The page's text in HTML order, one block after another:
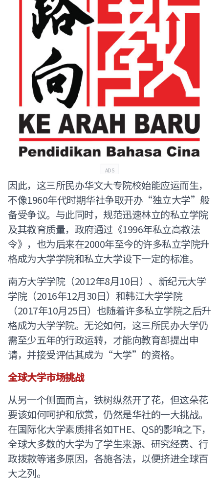
ADS
因此，这三所民办华文大专院校始能应运而生，
不像1960年代时期华社争取开办“独立大学”般
备受争议。与此同时，规范迅速林立的私立学院
及其教育质量，政府通过《1996年私立高教法
令》，也为后来在2000年至今的许多私立学院升
格成为大学学院和私立大学设下一定的标准。
南方大学学院（2012年8月10日）、新纪元大学
学院（2016年12月30日）和韩江大学学院
（2017年10月25日）也随着许多私立学院之后升
格成为大学学院。无论如何，这三所民办大学仍
需至少五年的行政运转，才能向教育部提出申
请，并接受评估其成为“大学”的资格。
全球大学市场挑战
从另一个侧面而言，铁树纵然开了花，但这朵花
要该如何呵护和欣赏，仍然是华社的一大挑战。
在国际化大学素质排名如THE、QS的影响之下，
全球大多数的大学为了学生来源、研究经费、行
政拨款等诸多原因，各施各法，以便挤进全球百
大之列。